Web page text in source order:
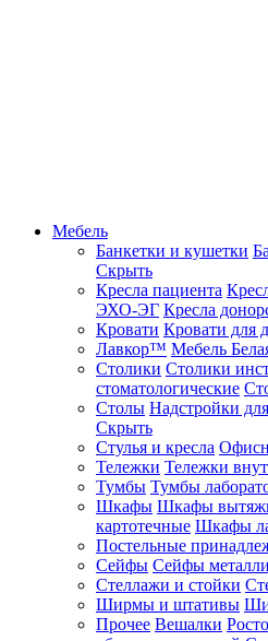
Мебель
Банкетки и кушетки
Скрыть
Кресла пациента
ЭХО-ЭГ Кресла
Кровати Кровати для
Лавкор™ Мебель
Столики Столики
стоматологические
Столы Надстройки
Скрыть
Стулья и кресла
Тележки Тележки
Тумбы Тумбы
Шкафы Шкафы
картотечные Шкафы
Постельные
Сейфы Сейфы
Стеллажи и стойки
Ширмы и штативы
Прочее Вешалки